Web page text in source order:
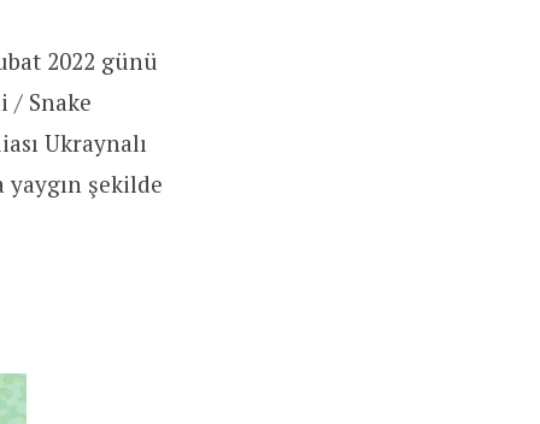
2022 günü
/ Snake
Ukraynalı
şekilde